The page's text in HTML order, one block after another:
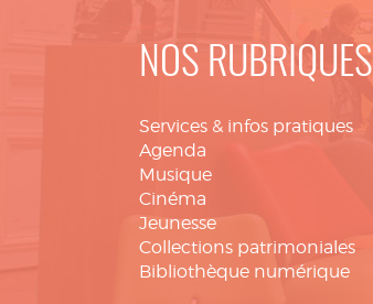
NOS RUBRIQUES
Services & infos pratiques
Agenda
Musique
Cinéma
Jeunesse
Collections patrimoniales
Bibliothèque numérique